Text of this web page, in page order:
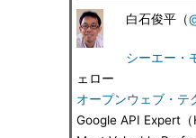
白石俊平（
シーエー・
ェロー
オープンウェブ・テ
Google API Expert